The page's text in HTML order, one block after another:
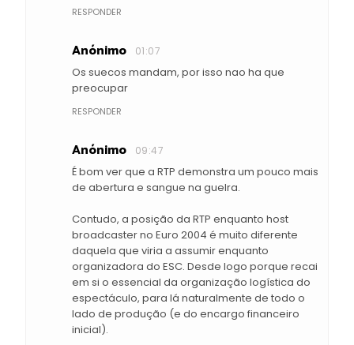
RESPONDER
Anónimo 01:07
Os suecos mandam, por isso nao ha que
preocupar
RESPONDER
Anónimo 09:47
É bom ver que a RTP demonstra um pouco mais
de abertura e sangue na guelra.
Contudo, a posição da RTP enquanto host
broadcaster no Euro 2004 é muito diferente
daquela que viria a assumir enquanto
organizadora do ESC. Desde logo porque recai
em si o essencial da organização logística do
espectáculo, para lá naturalmente de todo o
lado de produção (e do encargo financeiro
inicial).